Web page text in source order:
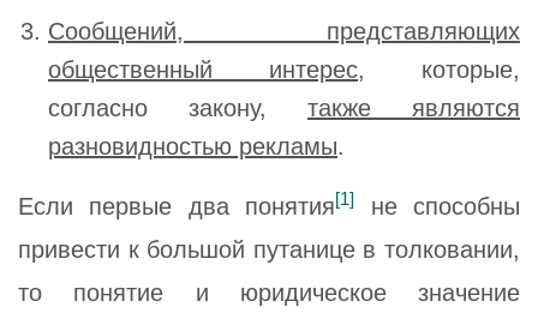
Сообщений, представляющих
общественный интерес, которые,
согласно закону, также являются
разновидностью рекламы.
Если первые два понятия[1]
не способны
привести к большой путанице в толковании,
то понятие и юридическое значение